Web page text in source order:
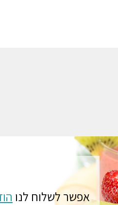
אפשר לשלוח לנו